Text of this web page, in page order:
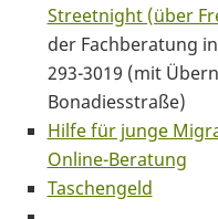
Streetnight (über
der Fachberatung
293-3019 (mit
Bonadiesstraße)
Hilfe für junge
Online-Beratung
Taschengeld